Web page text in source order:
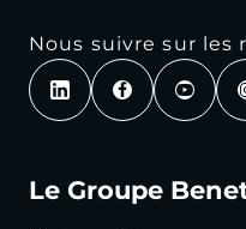
Nous suivre sur les
Le Groupe